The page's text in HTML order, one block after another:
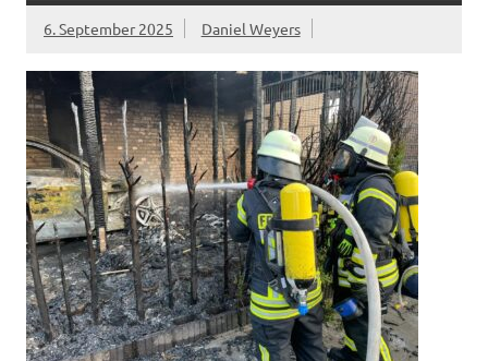
6. September 2025 Daniel Weyers